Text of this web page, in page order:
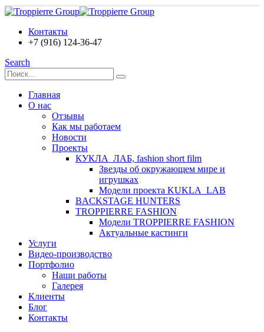
Контакты
+7 (916) 124-36-47
Search
Главная
О нас
Отзывы
Как мы работаем
Новости
Проекты
КУКЛА_ЛАБ, fashion short film
Звезды об окружающем мире и
игрушках
Модели проекта KUKLA_LAB
BACKSTAGE HUNTERS
TROPPIERRE FASHION
Модели TROPPIERRE FASHION
Актуальные кастинги
Услуги
Видео-производство
Портфолио
Наши работы
Галерея
Клиенты
Блог
Контакты